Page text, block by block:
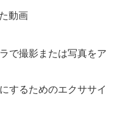
動画
で撮影または写真をア
するためのエクササイ